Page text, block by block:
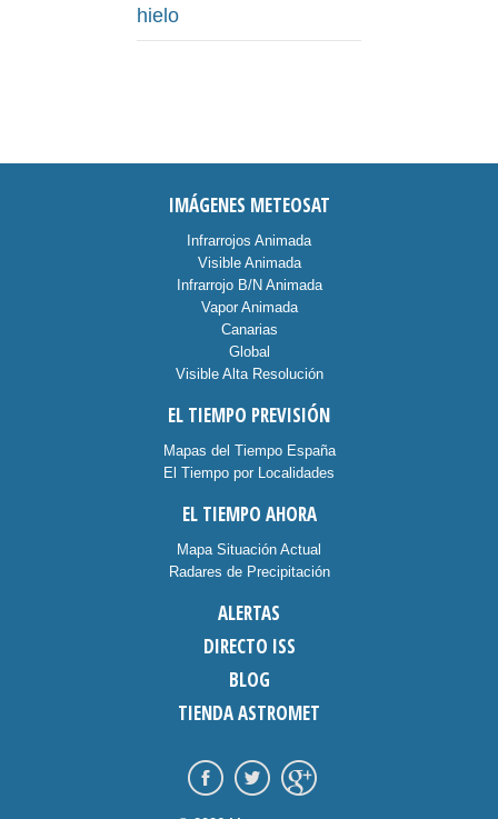
hielo
IMÁGENES METEOSAT
Infrarrojos Animada
Visible Animada
Infrarrojo B/N Animada
Vapor Animada
Canarias
Global
Visible Alta Resolución
EL TIEMPO PREVISIÓN
Mapas del Tiempo España
El Tiempo por Localidades
EL TIEMPO AHORA
Mapa Situación Actual
Radares de Precipitación
ALERTAS
DIRECTO ISS
BLOG
TIENDA ASTROMET